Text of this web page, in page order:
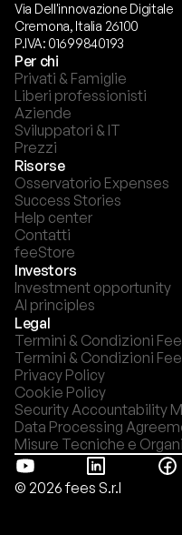
Via Dell'innovazione Digitale
Cremona, Italia 26100
P.IVA: 01699840193
Per chi
Privati & Famiglie
Liberi professionisti
Aziende
Sviluppatori & IT
Prezzi
Risorse
Osservatorio Expenses
Success Stories
Help center
Contatti
feeStore
Investors
Investment opportunity
AI principles
Legal
Termini & Condizioni
Termini & Condizioni
Privacy Policy
Cookie Policy
Security Accountability
Data Processing
Misure Tecniche e
© 2026 fees S.r.l